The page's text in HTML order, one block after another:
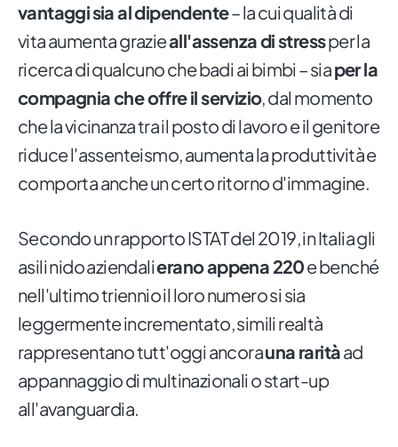
vantaggisia al dipendente– la cui qualità di
vita aumenta grazieall'assenza di stressper la
ricerca di qualcuno che badi ai bimbi – siaper la
compagnia che offre il servizio, dal momento
che la vicinanza tra il posto di lavoro e il genitore
riduce l'assenteismo, aumenta la produttività e
comporta anche un certo ritorno d'immagine.
Secondo un rapporto ISTAT del 2019, in Italia gli
asili nido aziendalierano appena 220e benché
nell'ultimo triennio il loro numero si sia
leggermente incrementato, simili realtà
rappresentano tutt'oggi ancorauna raritàad
appannaggio di multinazionali o start-up
all'avanguardia.